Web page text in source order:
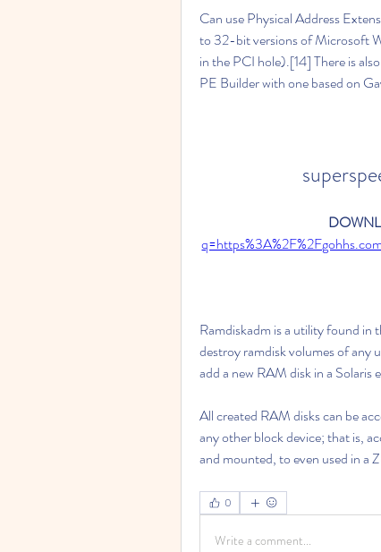
Can use Physical Address
to 32-bit versions of Microsoft
in the PCI hole).[14] There is
PE Builder with one based on
Ramdiskadm is a utility found in
destroy ramdisk volumes of any
add a new RAM disk in a Solaris
All created RAM disks can be
any other block device; that is,
and mounted, to even used in a
0
Write a comment...